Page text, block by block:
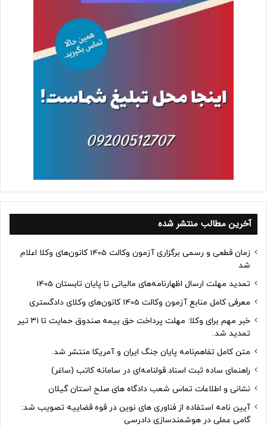
آخرین مطالب منتشر شده
زمان قطعی و رسمی برگزاری آزمون وکالت 1405 کانون‌های وکلا اعلام
شد
تمدید مهلت ارسال اظهارنامه‌های مالیاتی تا پایان تابستان 1405
معرفی کامل منابع آزمون وکالت 1405 کانون‌های وکلای دادگستری
خبر مهم برای وکلا: مهلت پرداخت حق بیمه صندوق حمایت تا ۳۱ تیر
تمدید شد.
متن کامل تفاهم‌نامه پایان جنگ ایران و آمریکا منتشر شد.
راهنمای ساده ثبت اسناد قولنامه‌ای در سامانه کاتب (ساغر)
نشانی و اطلاعات تماس شعب دادگاه های صلح استان گیلان
آیین نامه استفاده از فناوری های نوین در قوه قضاییه تصویب شد:
گامی عملی در هوشمندسازی دادرسی